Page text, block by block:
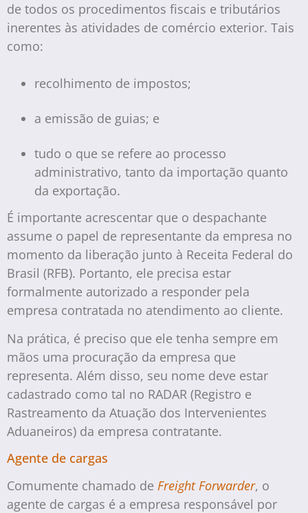
de todos os procedimentos fiscais e tributários
inerentes às atividades de comércio exterior. Tais
como:
recolhimento de impostos;
a emissão de guias; e
tudo o que se refere ao processo
administrativo, tanto da importação quanto
da exportação.
É importante acrescentar que o despachante
assume o papel de representante da empresa no
momento da liberação junto à Receita Federal do
Brasil (RFB). Portanto, ele precisa estar
formalmente autorizado a responder pela
empresa contratada no atendimento ao cliente.
Na prática, é preciso que ele tenha sempre em
mãos uma procuração da empresa que
representa. Além disso, seu nome deve estar
cadastrado como tal no RADAR (Registro e
Rastreamento da Atuação dos Intervenientes
Aduaneiros) da empresa contratante.
Agente de cargas
Comumente chamado de Freight Forwarder, o
agente de cargas é a empresa responsável por